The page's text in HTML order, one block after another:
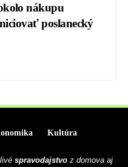
nákupu
poslanecký
Kultúra
spravodajstvo z domova aj